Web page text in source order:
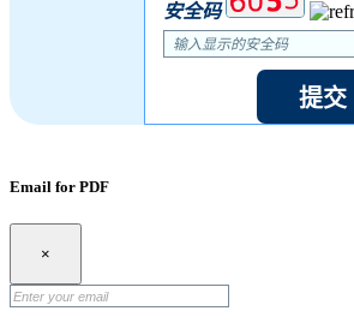
安全码
提交
Email for PDF
×